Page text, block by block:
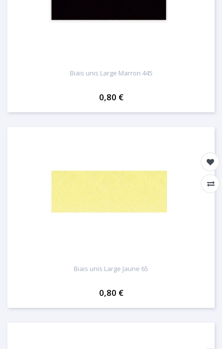
Biais unis Large Marron 445
0,80 €
Biais unis Large Jaune 65
0,80 €